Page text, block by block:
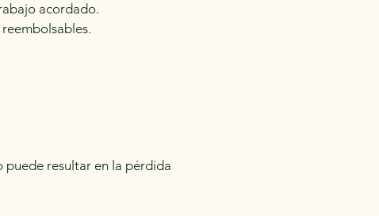
acordado.
puede resultar en la pérdida